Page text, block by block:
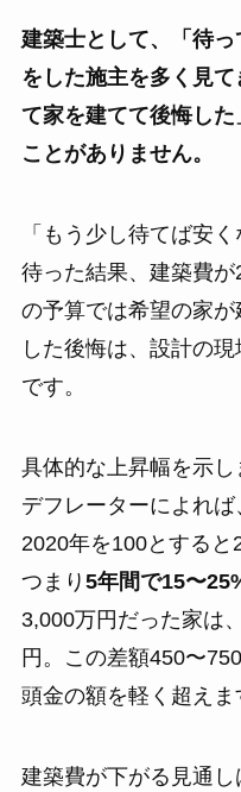
建築士として、「待っ
をした施主を多く見
て家を建てて後悔し
ことがありません。
「もう少し待てば安
待った結果、建築費
の予算では希望の家
した後悔は、設計の
です。
具体的な上昇幅を示
デフレーターによれ
2020年を100とすると
つまり 5年間で15〜
3,000万円だった家は
円。この差額450〜
頭金の額を軽く超えま
建築費が下がる見通